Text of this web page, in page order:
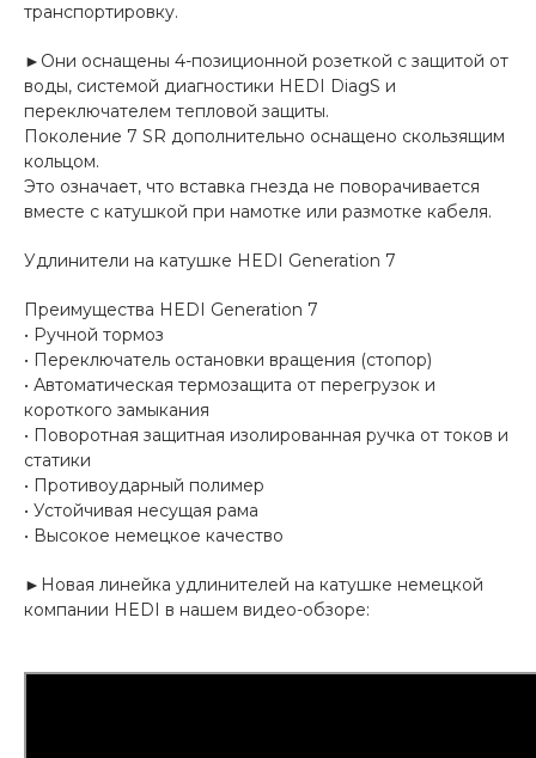
транспортировку.
►Они оснащены 4-позиционной розеткой с защитой от
воды, системой диагностики HEDI DiagS и
переключателем тепловой защиты.
Поколение 7 SR дополнительно оснащено скользящим
кольцом.
Это означает, что вставка гнезда не поворачивается
вместе с катушкой при намотке или размотке кабеля.
Удлинители на катушке HEDI Generation 7
Преимущества HEDI Generation 7
• Ручной тормоз
• Переключатель остановки вращения (стопор)
• Автоматическая термозащита от перегрузок и
короткого замыкания
• Поворотная защитная изолированная ручка от токов и
статики
• Противоударный полимер
• Устойчивая несущая рама
• Высокое немецкое качество
►Новая линейка удлинителей на катушке немецкой
компании HEDI в нашем видео-обзоре: